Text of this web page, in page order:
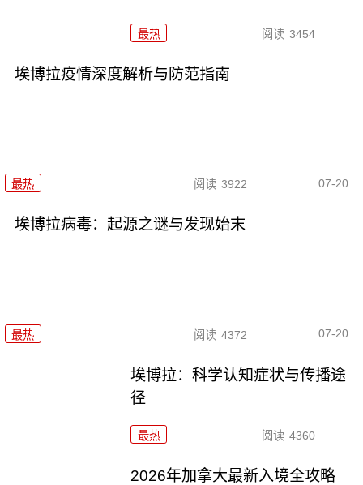
最热 阅读 3454
埃博拉疫情深度解析与防范指南
最热 阅读 3922 07-20
埃博拉病毒：起源之谜与发现始末
最热 阅读 4372 07-20
埃博拉：科学认知症状与传播途
径
最热 阅读 4360
2026年加拿大最新入境全攻略